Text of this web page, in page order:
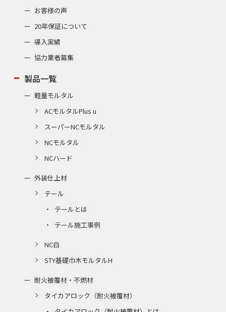
お客様の声
20年保証について
導入実績
協力業者募集
製品一覧
軽量モルタル
ACモルタルPlus u
スーパーNCモルタル
NCモルタル
NCハード
外装仕上材
テール
テールとは
テール施工事例
NC白
STY基礎巾木モルタルH
耐火被覆材・不燃材
タイカアロック（耐火被覆材）